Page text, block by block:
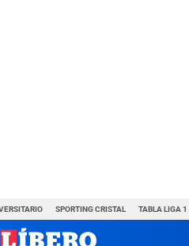
SPORTING CRISTAL TABLA LIGA 1